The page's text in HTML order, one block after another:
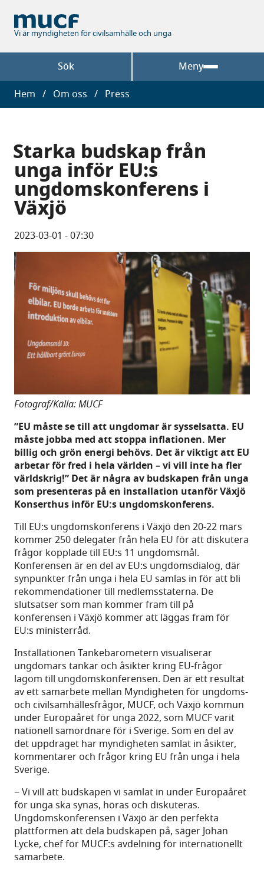
huvudinnehåll
Vi är myndigheten för civilsamhälle och unga
Sök Meny
Länkstig
Hem Om oss Press
Starka budskap från
unga inför EU:s
ungdomskonferens i
Växjö
2023-03-01 - 07:30
Fotograf/Källa: MUCF
”EU måste se till att ungdomar är sysselsatta. EU
måste jobba med att stoppa inflationen. Mer
billig och grön energi behövs. Det är viktigt att EU
arbetar för fred i hela världen – vi vill inte ha fler
världskrig!” Det är några av budskapen från unga
som presenteras på en installation utanför Växjö
Konserthus inför EU:s ungdomskonferens.
Till EU:s ungdomskonferens i Växjö den 20-22 mars
kommer 250 delegater från hela EU för att diskutera
frågor kopplade till EU:s 11 ungdomsmål.
Konferensen är en del av EU:s ungdomsdialog, där
synpunkter från unga i hela EU samlas in för att bli
rekommendationer till medlemsstaterna. De
slutsatser som man kommer fram till på
konferensen i Växjö kommer att läggas fram för
EU:s ministerråd.
Installationen Tankebarometern visualiserar
ungdomars tankar och åsikter kring EU-frågor
lagom till ungdomskonferensen. Den är ett resultat
av ett samarbete mellan Myndigheten för ungdoms-
och civilsamhällesfrågor, MUCF, och Växjö kommun
under Europaåret för unga 2022, som MUCF varit
nationell samordnare för i Sverige. Som en del av
det uppdraget har myndigheten samlat in åsikter,
kommentarer och frågor kring EU från unga i hela
Sverige.
− Vi vill att budskapen vi samlat in under Europaåret
för unga ska synas, höras och diskuteras.
Ungdomskonferensen i Växjö är den perfekta
plattformen att dela budskapen på, säger Johan
Lycke, chef för MUCF:s avdelning för internationellt
samarbete.